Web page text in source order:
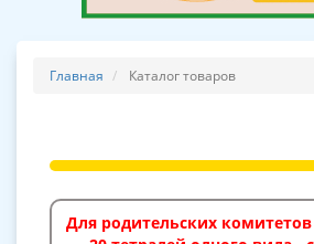
Главная Каталог товаров
Для родительских комитетов